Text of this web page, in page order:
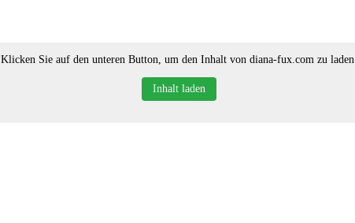
Klicken Sie auf den unteren Button, um den Inhalt von diana-fux.com zu
Inhalt laden